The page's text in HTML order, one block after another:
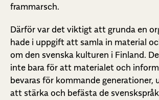
frammarsch.
Därför var det viktigt att grunda en
hade i uppgift att samla in material
om den svenska kulturen i Finland.
inte bara för att materialet och
bevaras för kommande generationer,
att stärka och befästa de